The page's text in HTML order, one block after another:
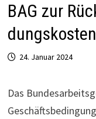
BAG zur
dungs­kosten
24. Januar 2024
Das